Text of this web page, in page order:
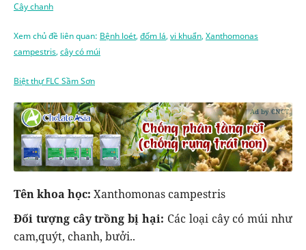
Cây chanh
Xem chủ đề liên quan: Bệnh loét, đốm lá, vi khuẩn, Xanthomonas
campestris, cây có múi
Biệt thự FLC Sầm Sơn
Ad by CNCT
Tên khoa học: Xanthomonas campestris
Đối tượng cây trồng bị hại: Các loại cây có múi như
cam,quýt, chanh, bưởi..